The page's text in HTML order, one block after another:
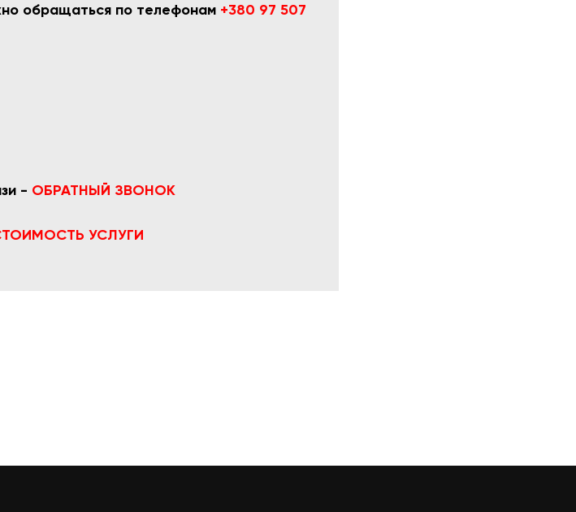
обращаться по телефонам +380 97 507
- ОБРАТНЫЙ ЗВОНОК
УСЛУГИ